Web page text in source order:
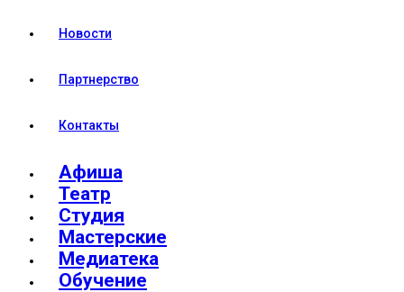
Новости
Партнерство
Контакты
Афиша
Театр
Студия
Мастерские
Медиатека
Обучение